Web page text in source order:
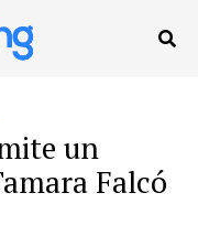
un
Falcó